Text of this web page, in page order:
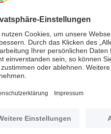
DFB-All-Stars
Roman Weidenfeller.
Buchwald, Sonja Fuss,
Schuster, Lukas
Linda Bresonik,
Lena Lotzen, Tanja
LOTTO-Elf